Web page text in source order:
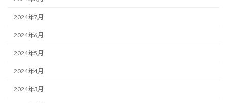
2024年7月
2024年6月
2024年5月
2024年4月
2024年3月